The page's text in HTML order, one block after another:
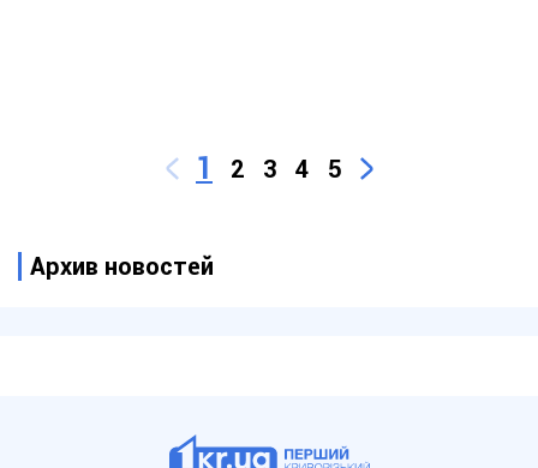
1 2 3 4 5
Архив новостей